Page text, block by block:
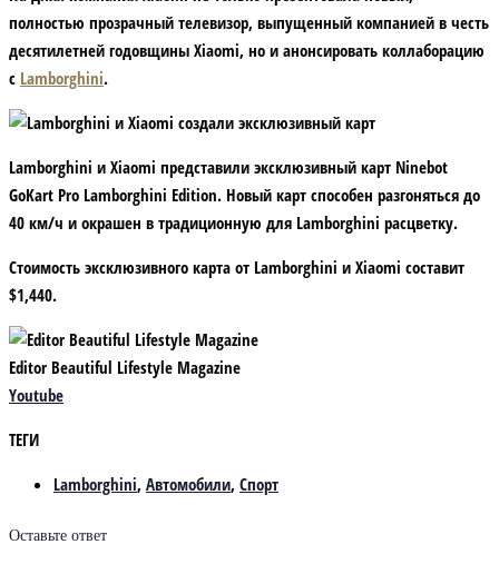
полностью прозрачный телевизор, выпущенный компанией в честь
десятилетней годовщины Xiaomi, но и анонсировать коллаборацию
с Lamborghini.
Lamborghini и Xiaomi представили эксклюзивный карт Ninebot
GoKart Pro Lamborghini Edition. Новый карт способен разгоняться до
40 км/ч и окрашен в традиционную для Lamborghini расцветку.
Стоимость эксклюзивного карта от Lamborghini и Xiaomi составит
$1,440.
Editor Beautiful Lifestyle Magazine
Youtube
ТЕГИ
Lamborghini, Автомобили, Спорт
Оставьте ответ